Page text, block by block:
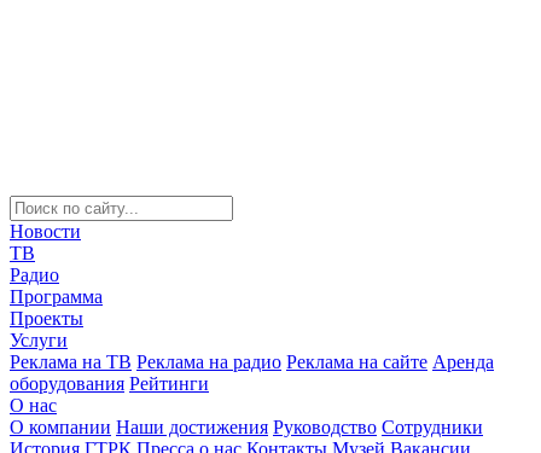
Новости
ТВ
Радио
Программа
Проекты
Услуги
Реклама на ТВ Реклама на радио Реклама на сайте Аренда
оборудования Рейтинги
О нас
О компании Наши достижения Руководство Сотрудники
История ГТРК Пресса о нас Контакты Музей Вакансии